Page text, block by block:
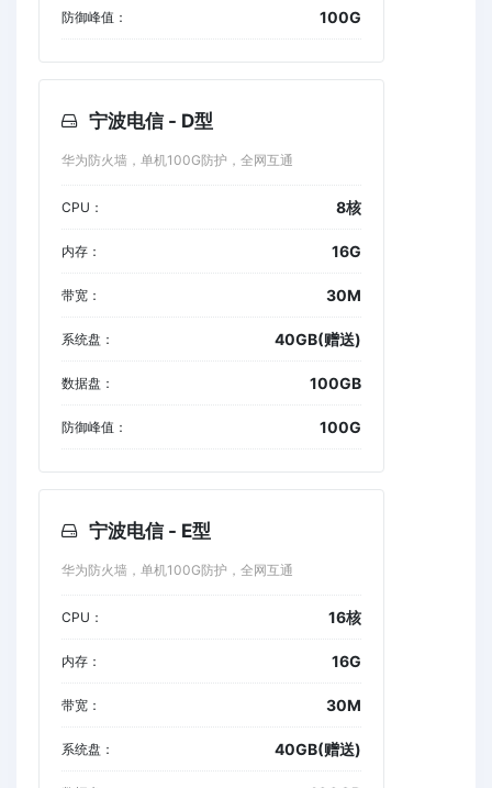
防御峰值： 100G
宁波电信 - D型
华为防火墙，单机100G防护，全网互通
CPU： 8核
内存： 16G
带宽： 30M
系统盘： 40GB(赠送)
数据盘： 100GB
防御峰值： 100G
宁波电信 - E型
华为防火墙，单机100G防护，全网互通
CPU： 16核
内存： 16G
带宽： 30M
系统盘： 40GB(赠送)